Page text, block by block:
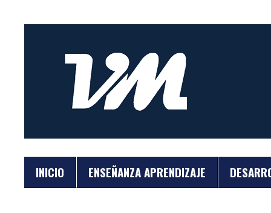
INICIO ENSEÑANZA APRENDIZAJE